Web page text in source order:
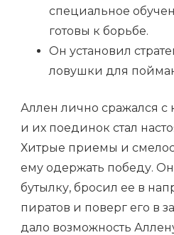
специальное
готовы к борьбе.
Он установил
ловушки для
Аллен лично сражался с
и их поединок стал
Хитрые приемы и
ему одержать победу.
бутылку, бросил ее в
пиратов и поверг его в
дало возможность